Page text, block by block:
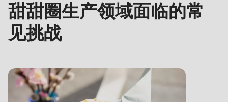
to
parameter
#1
of
type
string
和
解
决
案
甜甜圈生产领域面临的常
见挑战